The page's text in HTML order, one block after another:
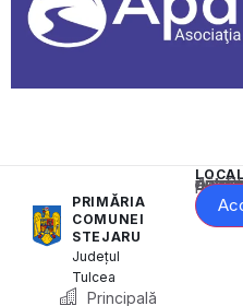
PRIMĂRIA
COMUNEI
STEJARU
Județul
Tulcea
Principală
Acest conținut este blocat până când acceptați categoria corespunzătoare de cookie-uri.